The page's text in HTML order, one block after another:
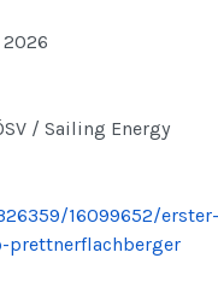
/ Sailing Energy
16099652/erster-
prettnerflachberger